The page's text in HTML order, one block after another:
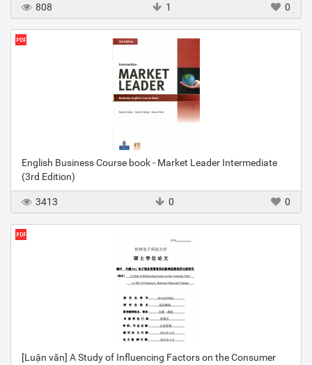
808 1 0
English Business Course book - Market Leader Intermediate
(3rd Edition)
3413 0 0
[Luận văn] A Study of Influencing Factors on the Consumer